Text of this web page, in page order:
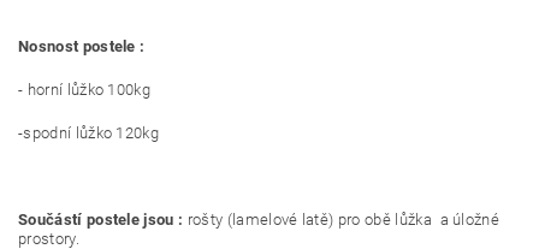
Nosnost postele :
- horní lůžko 100kg
-spodní lůžko 120kg
Součástí postele jsou : rošty (lamelové latě) pro obě lůžka a úložné
prostory.